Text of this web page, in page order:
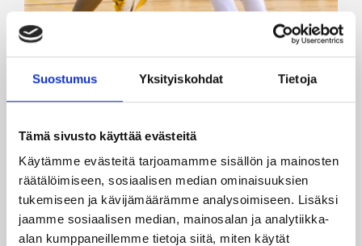
Suostumus Yksityiskohdat Tietoja
Tämä sivusto käyttää evästeitä
Käytämme evästeitä tarjoamamme sisällön ja mainosten
räätälöimiseen, sosiaalisen median ominaisuuksien
tukemiseen ja kävijämäärämme analysoimiseen. Lisäksi
jaamme sosiaalisen median, mainosalan ja analytiikka-
alan kumppaneillemme tietoja siitä, miten käytät
Naisten Korisliiga -kauden
2016/17 ennakko 2/2: EBT ja
PeKa lähtevät kehittymään,
Catz puolustamaan